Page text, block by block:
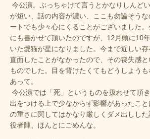
今公演。ぶっちゃけて言うとかなりしんど
が短い、話の内容が濃い、ここも勿論そう
ートでも少々心にくることがございました
にも書かせて頂いたのですが、12月頭に10
いた愛猫が星になりました。今まで近しい
直面したことがなかったので、その喪失感
ものでした。目を背けたくてもどうしよう
あって。
今公演では「死」というものを扱わせて頂
出をつける上で少なからず影響があったこ
の重さに関してはかなり厳しくダメ出しした
役者陣、ほんとにごめんな。